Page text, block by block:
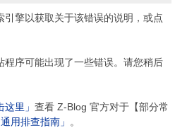
引擎以获取关于该错误的说明，或点
程序可能出现了一些错误。请您稍后
这里」查看 Z-Blog 官方对于【部分常
通用排查指南」 。